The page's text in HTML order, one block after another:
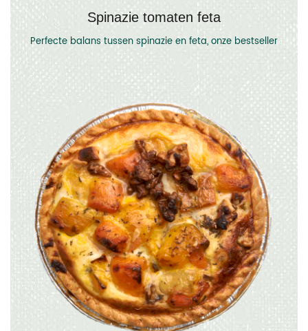
Spinazie tomaten feta
Perfecte balans tussen spinazie en feta, onze bestseller